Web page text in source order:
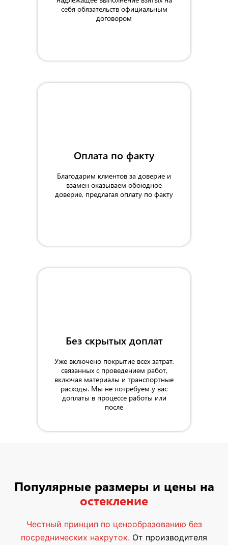
себя обязательств официальным
договором
Оплата по факту
Благодарим клиентов за доверие и
взамен оказываем обоюдное
доверие, предлагая оплату по факту
Без скрытых доплат
Уже включено покрытие всех затрат,
связанных с проведением работ,
включая материалы и транспортные
расходы. Мы не потребуем у вас
доплаты в процессе работы или
после
Популярные размеры и цены на
остекление
Честный принцип по ценообразованию без
посреднических накруток. От производителя